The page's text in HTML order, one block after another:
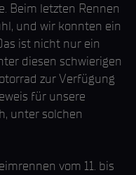
Beim letzten Rennen
und wir konnten ein
ist nicht nur ein
diesen schwierigen
zur Verfügung
für unsere
unter solchen
vom 11. bis